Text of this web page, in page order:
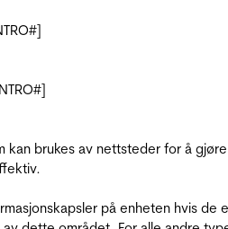
kan brukes av nettsteder for å gjøre
på enheten hvis de